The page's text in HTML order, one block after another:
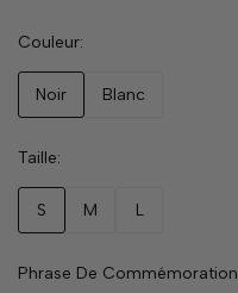
Couleur
Noir Blanc
Taille
S M L
Phrase De Commémoration